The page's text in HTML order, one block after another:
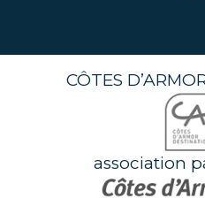
CÔTES
association